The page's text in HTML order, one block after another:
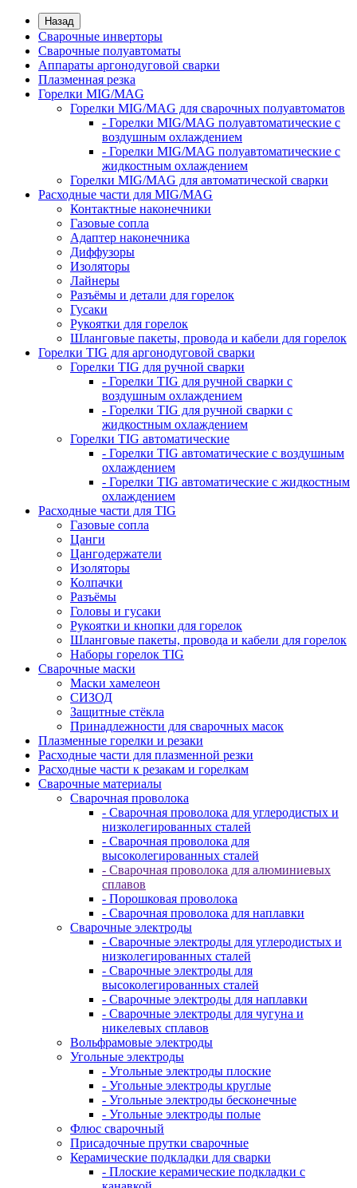
Назад
Сварочные инверторы
Сварочные полуавтоматы
Аппараты аргонодуговой сварки
Плазменная резка
Горелки MIG/MAG
Горелки MIG/MAG для сварочных полуавтоматов
- Горелки MIG/MAG полуавтоматические с
воздушным охлаждением
- Горелки MIG/MAG полуавтоматические с
жидкостным охлаждением
Горелки MIG/MAG для автоматической сварки
Расходные части для MIG/MAG
Контактные наконечники
Газовые сопла
Адаптер наконечника
Диффузоры
Изоляторы
Лайнеры
Разъёмы и детали для горелок
Гусаки
Рукоятки для горелок
Шланговые пакеты, провода и кабели для горелок
Горелки TIG для аргонодуговой сварки
Горелки TIG для ручной сварки
- Горелки TIG для ручной сварки с
воздушным охлаждением
- Горелки TIG для ручной сварки с
жидкостным охлаждением
Горелки TIG автоматические
- Горелки TIG автоматические с воздушным
охлаждением
- Горелки TIG автоматические с жидкостным
охлаждением
Расходные части для TIG
Газовые сопла
Цанги
Цангодержатели
Изоляторы
Колпачки
Разъёмы
Головы и гусаки
Рукоятки и кнопки для горелок
Шланговые пакеты, провода и кабели для горелок
Наборы горелок TIG
Сварочные маски
Маски хамелеон
СИЗОД
Защитные стёкла
Принадлежности для сварочных масок
Плазменные горелки и резаки
Расходные части для плазменной резки
Расходные части к резакам и горелкам
Сварочные материалы
Сварочная проволока
- Сварочная проволока для углеродистых и
низколегированных сталей
- Сварочная проволока для
высоколегированных сталей
- Сварочная проволока для алюминиевых
сплавов
- Порошковая проволока
- Сварочная проволока для наплавки
Сварочные электроды
- Сварочные электроды для углеродистых и
низколегированных сталей
- Сварочные электроды для
высоколегированных сталей
- Сварочные электроды для наплавки
- Сварочные электроды для чугуна и
никелевых сплавов
Вольфрамовые электроды
Угольные электроды
- Угольные электроды плоские
- Угольные электроды круглые
- Угольные электроды бесконечные
- Угольные электроды полые
Флюс сварочный
Присадочные прутки сварочные
Керамические подкладки для сварки
- Плоские керамические подкладки с